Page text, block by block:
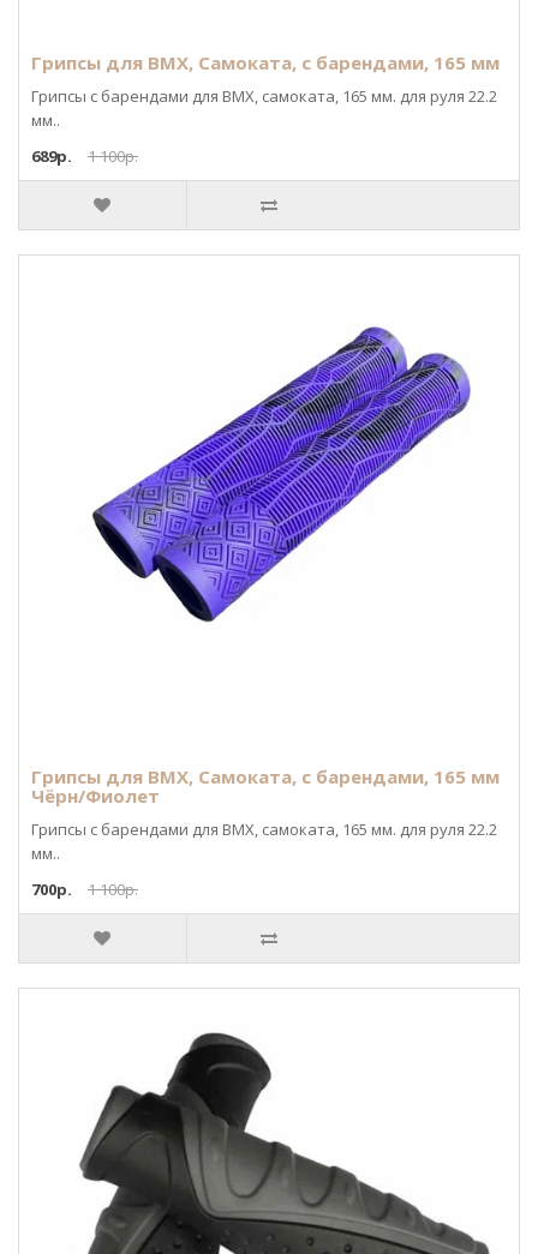
Грипсы для BMX, Самоката, с барендами, 165 мм
Грипсы с барендами для BMX, самоката, 165 мм. для руля 22.2
мм..
689р.
1 100р.
Грипсы для BMX, Самоката, с барендами, 165 мм
Чёрн/Фиолет
Грипсы с барендами для BMX, самоката, 165 мм. для руля 22.2
мм..
700р.
1 100р.